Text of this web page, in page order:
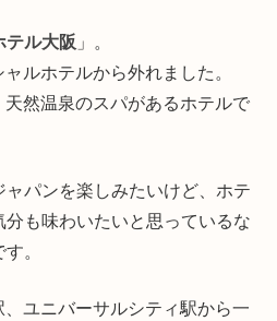
テル大阪 」。
ルホテルから外れました。
然温泉のスパがあるホテルで
パンを楽しみたいけど、ホテ
も味わいたいと思っているな
。
ユニバーサルシティ駅から一